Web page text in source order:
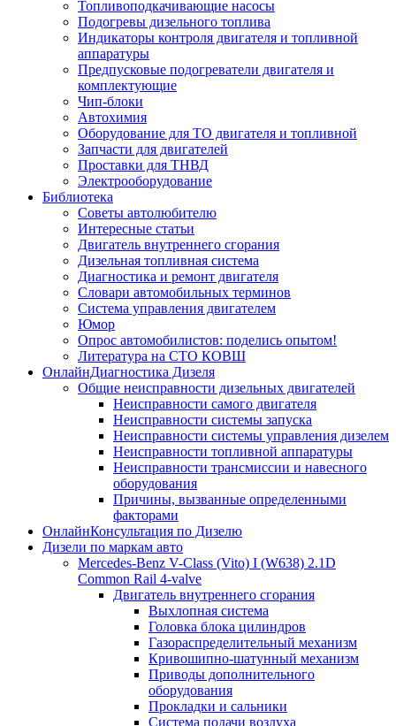
Топливоподкачивающие насосы
Подогревы дизельного топлива
Индикаторы контроля двигателя и топливной
аппаратуры
Предпусковые подогреватели двигателя и
комплектующие
Чип-блоки
Автохимия
Оборудование для ТО двигателя и топливной
Запчасти для двигателей
Проставки для ТНВД
Электрооборудование
Библиотека
Советы автолюбителю
Интересные статьи
Двигатель внутреннего сгорания
Дизельная топливная система
Диагностика и ремонт двигателя
Словари автомобильных терминов
Система управления двигателем
Юмор
Опрос автомобилистов: поделись опытом!
Литература на СТО КОВШ
ОнлайнДиагностика Дизеля
Общие неисправности дизельных двигателей
Неисправности самого двигателя
Неисправности системы запуска
Неисправности системы управления дизелем
Неисправности топливной аппаратуры
Неисправности трансмиссии и навесного
оборудования
Причины, вызванные определенными
факторами
ОнлайнКонсультация по Дизелю
Дизели по маркам авто
Mercedes-Benz V-Class (Vito) I (W638) 2.1D
Common Rail 4-valve
Двигатель внутреннего сгорания
Выхлопная система
Головка блока цилиндров
Газораспределительный механизм
Кривошипно-шатунный механизм
Приводы дополнительного
оборудования
Прокладки и сальники
Система подачи воздуха